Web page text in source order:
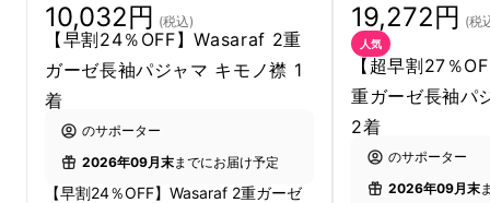
10,032円 (税込)
【早割24％OFF】Wasaraf 2重
ガーゼ長袖パジャマ キモノ襟 1
着
のサポーター
2026年09月末までにお届け予定
【早割24％OFF】Wasaraf 2重ガーゼ
19,272円 (税
人気
【超早割27％
重ガーゼ長袖パ
2着
のサポーター
2026年09月末